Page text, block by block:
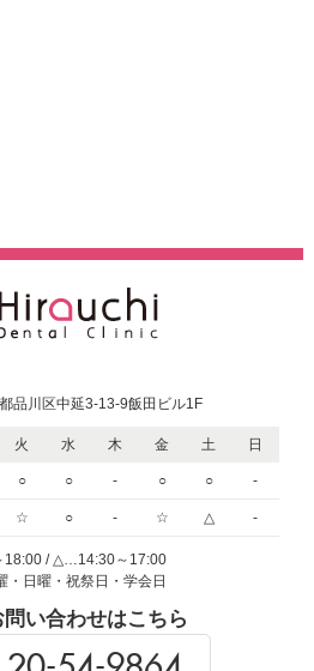
品川区中延3-13-9飯田ビル1F
火 水 木 金 土 日
○ ○ - ○ ○ -
☆ ○ - ☆ △ -
/ △…14:30～17:00
・日曜・祝祭日・学会日
い合わせはこちら